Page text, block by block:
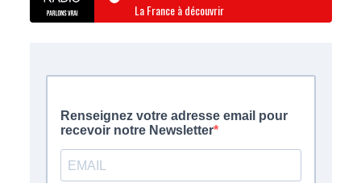
La France à découvrir